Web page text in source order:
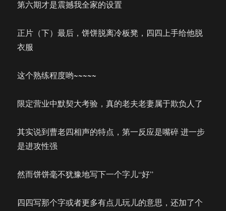
第六期才是震撼我全家的设置
正片（下）最后，饼饼脱离冷板凳，四四上手给他脱
衣服
这个熟练程度哟~~~~~
限定营业中默契大考验，真的老夫老妻属于欺负人了
其实说到曹老四相声的特点，第一反应是嘴碎 进一步
是进攻性强
然而饼饼毫不犹豫地写下一个字儿“好”
四四写那个字或者更多有点儿玩儿的意思，还加了个